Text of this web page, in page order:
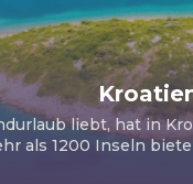
liebt, hat in
als 1200 Inseln